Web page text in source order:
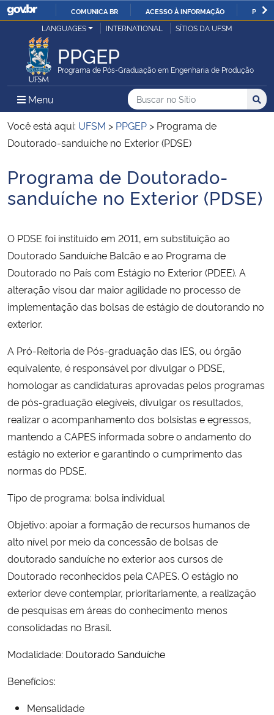
IR
COMUNICA BR ACESSO À INFORMAÇÃO
Ministério da Justiça e Segurança Pública
Ministério da Defesa
Ministério das Relações Exteriores
Ministério da Infraestrutura
Ministério da Educação
Ministério da Cidadania
Ministério da Saúde
Ministério de Minas e Energia
Ministério da Ciência, Tecnologia, Inovações e Comunicações
Ministério do Meio Ambiente
Ministério da Mulher, da Família e dos Direitos Humanos
Secretaria-Geral
Secretaria de Governo
Banco Central do Brasil
LANGUAGES INTERNATIONAL SÍTIOS DA UFSM
PPGEP
Programa de Pós-Graduação em Engenharia de Produção
Menu Menu Principal do Sítio
Busca
Buscar no no Sítio
Busca:
Você está aqui: UFSM > PPGEP > Programa de
Doutorado-sanduíche no Exterior (PDSE)
Início do conteúdo
Programa de Doutorado-
sanduíche no Exterior (PDSE)
O PDSE foi instituído em 2011, em substituição ao
Doutorado Sanduíche Balcão e ao Programa de
Doutorado no País com Estágio no Exterior (PDEE). A
alteração visou dar maior agilidade no processo de
implementação das bolsas de estágio de doutorando no
exterior.
A Pró-Reitoria de Pós-graduação das IES, ou órgão
equivalente, é responsável por divulgar o PDSE,
homologar as candidaturas aprovadas pelos programas
de pós-graduação elegíveis, divulgar os resultados,
realizar o acompanhamento dos bolsistas e egressos,
mantendo a CAPES informada sobre o andamento do
estágio no exterior e garantindo o cumprimento das
normas do PDSE.
Tipo de programa: bolsa individual
Objetivo: apoiar a formação de recursos humanos de
alto nível por meio da concessão de bolsas de
doutorado sanduíche no exterior aos cursos de
Doutorado reconhecidos pela CAPES. O estágio no
exterior deve contemplar, prioritariamente, a realização
de pesquisas em áreas do conhecimento menos
consolidadas no Brasil.
Modalidade: Doutorado Sanduíche
Benefícios:
Mensalidade